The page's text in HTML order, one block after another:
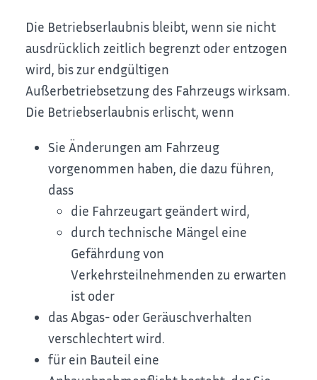
Die Betriebserlaubnis bleibt, wenn sie nicht
ausdrücklich zeitlich begrenzt oder entzogen
wird, bis zur endgültigen
Außerbetriebsetzung des Fahrzeugs wirksam.
Die Betriebserlaubnis erlischt, wenn
Sie Änderungen am Fahrzeug
vorgenommen haben, die dazu führen,
dass
die Fahrzeugart geändert wird,
durch technische Mängel eine
Gefährdung von
Verkehrsteilnehmenden zu erwarten
ist oder
das Abgas- oder Geräuschverhalten
verschlechtert wird.
für ein Bauteil eine